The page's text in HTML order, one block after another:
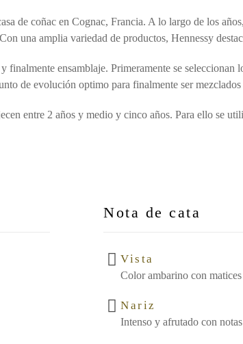
de coñac en Cognac, Francia. A lo largo de los
una amplia variedad de productos, Hennessy
ensamblaje. Primeramente se seleccionan
de evolución optimo para finalmente ser
entre 2 años y medio y cinco años. Para ello se
Nota de cata
Vista
Color ambarino con
Nariz
Intenso y afrutado con